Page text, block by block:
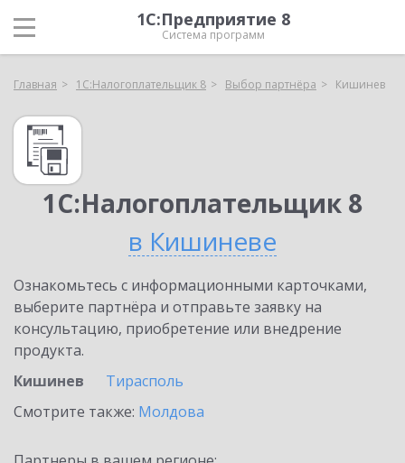
1С:Предприятие 8
Система программ
Главная 1С:Налогоплательщик 8 Выбор партнёра Кишинев
1С:Налогоплательщик 8
в Кишиневе
Ознакомьтесь с информационными карточками,
выберите партнёра и отправьте заявку на
консультацию, приобретение или внедрение
продукта.
Кишинев
Тирасполь
Смотрите также: Молдова